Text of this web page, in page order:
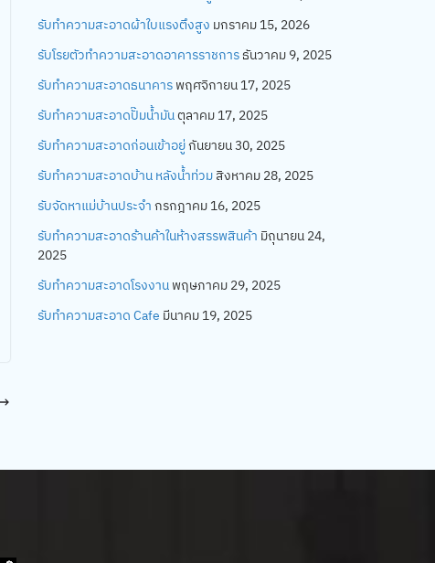
รับทำความสะอาดผ้าใบแรงตึงสูง มกราคม 15, 2026
รับโรยตัวทำความสะอาดอาคารราชการ ธันวาคม 9, 2025
รับทำความสะอาดธนาคาร พฤศจิกายน 17, 2025
รับทำความสะอาดปั๊มน้ำมันตุลาคม 17, 2025
รับทำความสะอาดก่อนเข้าอยู่กันยายน 30, 2025
รับทำความสะอาดบ้าน หลังน้ำท่วม สิงหาคม 28, 2025
รับจัดหาแม่บ้านประจำ กรกฎาคม 16, 2025
รับทำความสะอาดร้านค้าในห้างสรรพสินค้า มิถุนายน 24,
2025
รับทำความสะอาดโรงงาน พฤษภาคม 29, 2025
รับทำความสะอาด Cafe มีนาคม 19, 2025